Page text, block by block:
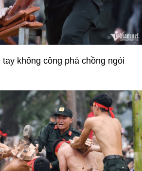
không công phá chồng ngói